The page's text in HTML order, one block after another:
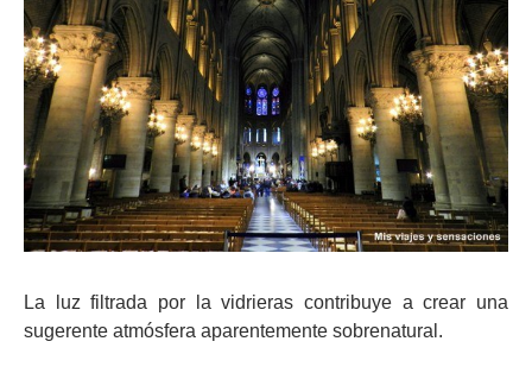
La luz filtrada por la vidrieras contribuye a crear una
sugerente atmósfera aparentemente sobrenatural.